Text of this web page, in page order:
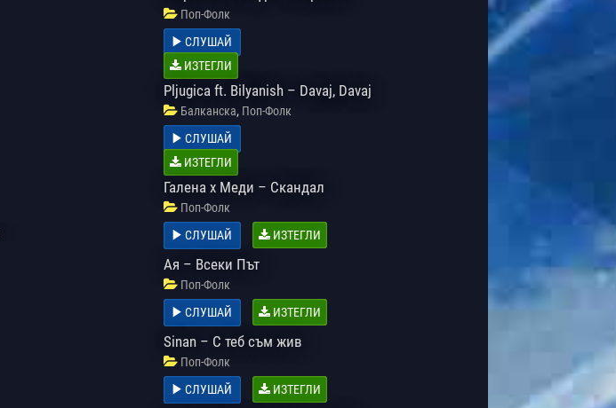
Поп-Фолк
СЛУШАЙ
ИЗТЕГЛИ
Pljugica ft. Bilyanish – Davaj, Davaj
Балканска, Поп-Фолк
СЛУШАЙ
ИЗТЕГЛИ
Галена x Меди – Скандал
Поп-Фолк
СЛУШАЙ
ИЗТЕГЛИ
Ая – Всеки Път
Поп-Фолк
СЛУШАЙ
ИЗТЕГЛИ
Sinan – С теб съм жив
Поп-Фолк
СЛУШАЙ
ИЗТЕГЛИ